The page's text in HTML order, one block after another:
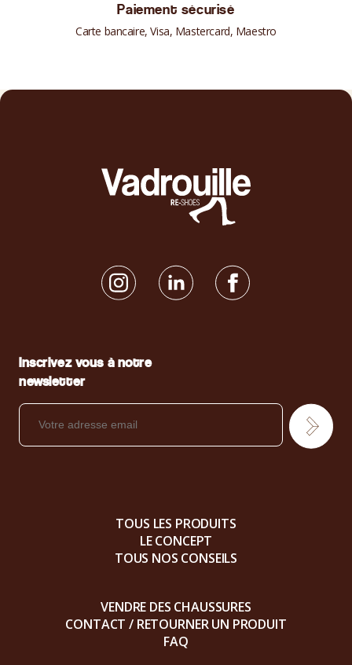
Paiement sécurisé
Carte bancaire, Visa, Mastercard, Maestro
Inscrivez vous à notre
newsletter
TOUS LES PRODUITS
LE CONCEPT
TOUS NOS CONSEILS
VENDRE DES CHAUSSURES
CONTACT / RETOURNER UN PRODUIT
FAQ